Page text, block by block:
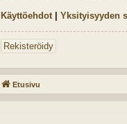
Käyttöehdot | Yksityisyyden
Rekisteröidy
Etusivu